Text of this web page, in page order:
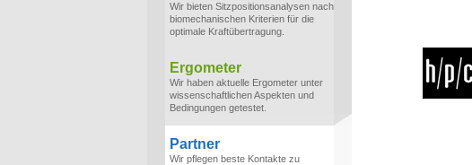
Wir bieten Sitzpositionsanalysen nach
biomechanischen Kriterien für die
optimale Kraftübertragung.
Ergometer
Wir haben aktuelle Ergometer unter
wissenschaftlichen Aspekten und
Bedingungen getestet.
Partner
Wir pflegen beste Kontakte zu